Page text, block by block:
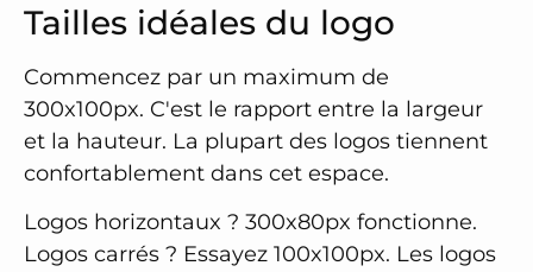
Tailles idéales du logo
Commencez par un maximum de
300x100px. C'est le rapport entre la largeur
et la hauteur. La plupart des logos tiennent
confortablement dans cet espace.
Logos horizontaux ? 300x80px fonctionne.
Logos carrés ? Essayez 100x100px. Les logos